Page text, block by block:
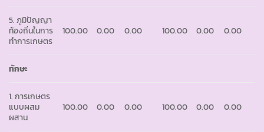
5. ภูมิปัญญา
ท้องถิ่นในการ
ทำการเกษตร
100.00 0.00 0.00 100.00 0.00 0.00
ทักษะ
1. การเกษตร
แบบผสม
ผสาน
100.00 0.00 0.00 100.00 0.00 0.00